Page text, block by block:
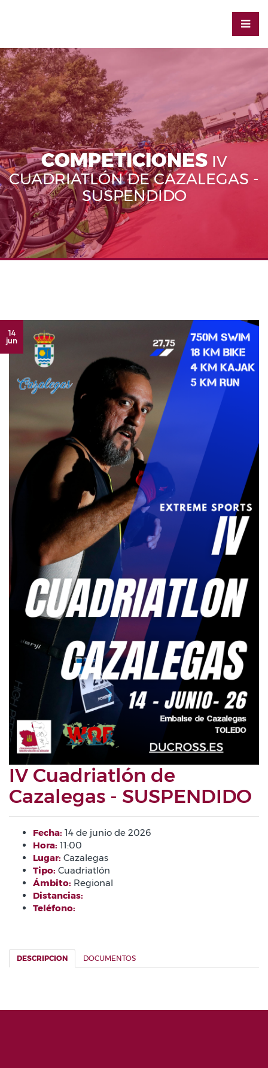
COMPETICIONES IV
CUADRIATLÓN DE CAZALEGAS -
SUSPENDIDO
14
jun
IV Cuadriatlón de
Cazalegas - SUSPENDIDO
Fecha: 14 de junio de 2026
Hora: 11:00
Lugar: Cazalegas
Tipo: Cuadriatlón
Ámbito: Regional
Distancias:
Teléfono:
DESCRIPCION DOCUMENTOS